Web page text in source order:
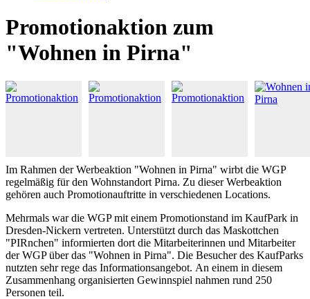
Promotionaktion zum
"Wohnen in Pirna"
Im Rahmen der Werbeaktion "Wohnen in Pirna" wirbt die WGP
regelmäßig für den Wohnstandort Pirna. Zu dieser Werbeaktion
gehören auch Promotionauftritte in verschiedenen Locations.
Mehrmals war die WGP mit einem Promotionstand im KaufPark in
Dresden-Nickern vertreten. Unterstützt durch das Maskottchen
"PIRnchen" informierten dort die Mitarbeiterinnen und Mitarbeiter
der WGP über das "Wohnen in Pirna". Die Besucher des KaufParks
nutzten sehr rege das Informationsangebot. An einem in diesem
Zusammenhang organisierten Gewinnspiel nahmen rund 250
Personen teil.